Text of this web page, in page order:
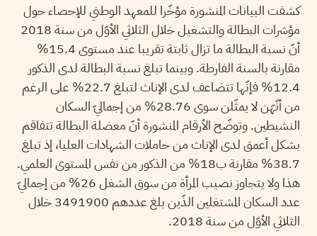
كشفت البيانات المنشورة مؤخّرا للمعهد الوطني للإحصاء حول
مؤشرات البطالة والتشغيل خلال الثلاثي الأوّل من سنة 2018
أنّ نسبة البطالة ما تزال ثابتة تقريبا عند مستوى 15.4%
مقارنة بالسنة الفارطة. وبينما تبلغ نسبة البطالة لدى الذكور
12.4% فإنّها تتضاعف لدى الإناث لتبلغ 22.7% على الرغم
من أنّهّن لا يمثّلن سوى 28.76% من إجماليّ السكان
النشيطين. وتوضّح الأرقام المنشورة أنّ معضلة البطالة تتفاقم
بشكل أعمق لدى الإناث من حاملات الشهادات العليا، إذ تبلغ
38.7% مقارنة ب18% من الذكور من نفس المستوى العلمي.
هذا ولا يتجاوز نصيب المرأة من سوق الشغل 26% من إجماليّ
عدد السكان المشتغلين الذّين بلغ عددهم 3491900 خلال
الثلاثي الأوّل من سنة 2018.